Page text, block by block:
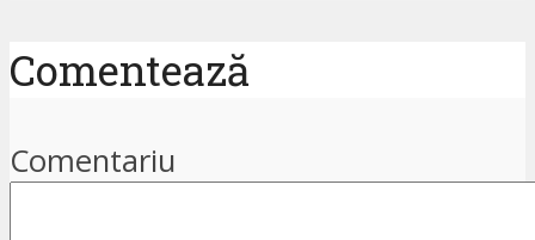
Comentează
Comentariu